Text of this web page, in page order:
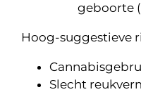
geboorte
Hoog-suggestieve
Slecht